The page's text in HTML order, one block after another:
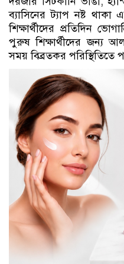
ব্যাসিনের ট্যাপ নষ্ট থাকা
শিক্ষার্থীদের প্রতিদিন
পুরুষ শিক্ষার্থীদের জন্য
সময় বিব্রতকর পরিস্থিতিতে